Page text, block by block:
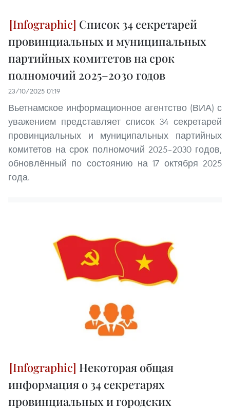
Список 34 секретарей
провинциальных и муниципальных
партийных комитетов на срок
полномочий 2025–2030 годов
23/10/2025 01:19
Вьетнамское информационное агентство (ВИА) с
уважением представляет список 34 секретарей
провинциальных и муниципальных партийных
комитетов на срок полномочий 2025–2030 годов,
обновлённый по состоянию на 17 октября 2025
года.
Некоторая общая
информация о 34 секретарях
провинциальных и городских